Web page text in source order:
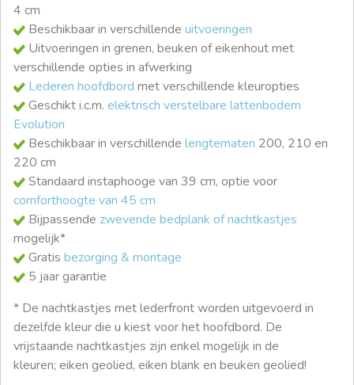
4 cm
Beschikbaar in verschillende uitvoeringen
Uitvoeringen in grenen, beuken of eikenhout met
verschillende opties in afwerking
Lederen hoofdbord met verschillende kleuropties
Geschikt i.c.m. elektrisch verstelbare lattenbodem
Evolution
Beschikbaar in verschillende lengtematen 200, 210 en
220 cm
Standaard instaphooge van 39 cm, optie voor
comforthoogte van 45 cm
Bijpassende zwevende bedplank of nachtkastjes
mogelijk*
Gratis bezorging & montage
5 jaar garantie
* De nachtkastjes met lederfront worden uitgevoerd in
dezelfde kleur die u kiest voor het hoofdbord. De
vrijstaande nachtkastjes zijn enkel mogelijk in de
kleuren; eiken geolied, eiken blank en beuken geolied!